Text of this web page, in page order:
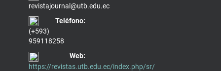
revistajournal@utb.edu.ec
Teléfono:
(+593)
959118258
Web:
https://revistas.utb.edu.ec/index.php/sr/